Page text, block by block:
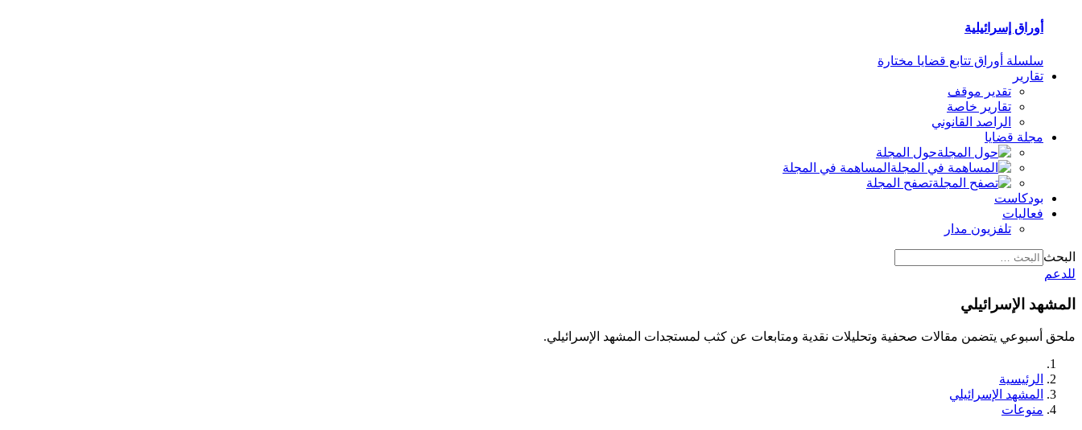
أوراق إسرائيلية
سلسلة أوراق تتابع قضايا مختارة
تقارير
تقدير موقف
تقارير خاصة
الراصد القانوني
مجلة قضايا
حول المجلة
المساهمة في المجلة
تصفح المجلة
بودكاست
فعاليات
تلفزيون مدار
البحث
للدعم
المشهد الإسرائيلي
ملحق أسبوعي يتضمن مقالات صحفية وتحليلات نقدية ومتابعات عن كثب لمستجدات المشهد الإسرائيلي.
الرئيسية
المشهد الإسرائيلي
منوعات